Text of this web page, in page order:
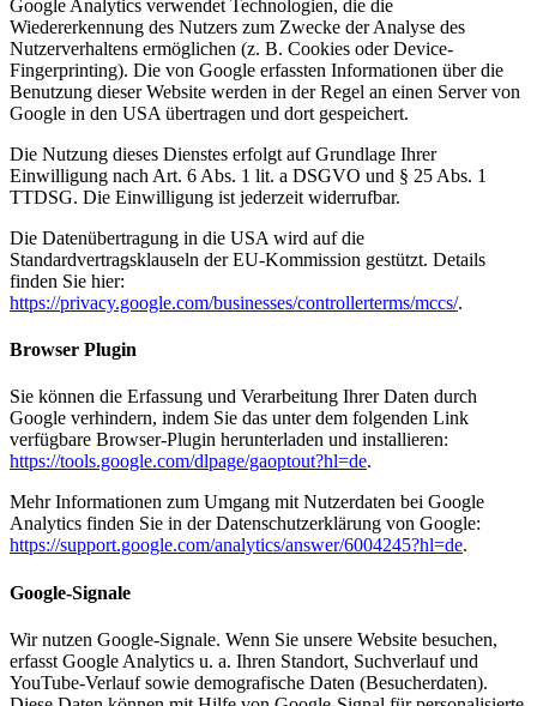
Google Analytics verwendet Technologien, die die
Wiedererkennung des Nutzers zum Zwecke der Analyse des
Nutzerverhaltens ermöglichen (z. B. Cookies oder Device-
Fingerprinting). Die von Google erfassten Informationen über die
Benutzung dieser Website werden in der Regel an einen Server von
Google in den USA übertragen und dort gespeichert.
Die Nutzung dieses Dienstes erfolgt auf Grundlage Ihrer
Einwilligung nach Art. 6 Abs. 1 lit. a DSGVO und § 25 Abs. 1
TTDSG. Die Einwilligung ist jederzeit widerrufbar.
Die Datenübertragung in die USA wird auf die
Standardvertragsklauseln der EU-Kommission gestützt. Details
finden Sie hier:
https://privacy.google.com/businesses/controllerterms/mccs/.
Browser Plugin
Sie können die Erfassung und Verarbeitung Ihrer Daten durch
Google verhindern, indem Sie das unter dem folgenden Link
verfügbare Browser-Plugin herunterladen und installieren:
https://tools.google.com/dlpage/gaoptout?hl=de.
Mehr Informationen zum Umgang mit Nutzerdaten bei Google
Analytics finden Sie in der Datenschutzerklärung von Google:
https://support.google.com/analytics/answer/6004245?hl=de.
Google-Signale
Wir nutzen Google-Signale. Wenn Sie unsere Website besuchen,
erfasst Google Analytics u. a. Ihren Standort, Suchverlauf und
YouTube-Verlauf sowie demografische Daten (Besucherdaten).